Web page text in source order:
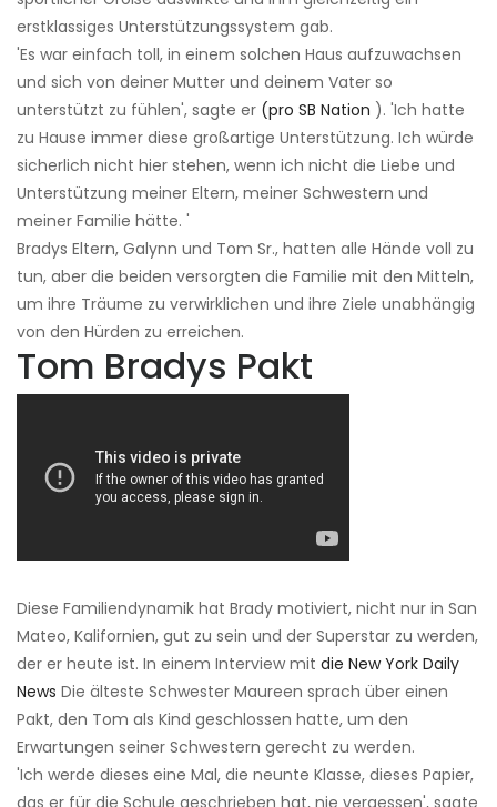
erstklassiges Unterstützungssystem gab.
'Es war einfach toll, in einem solchen Haus aufzuwachsen
und sich von deiner Mutter und deinem Vater so
unterstützt zu fühlen', sagte er (pro SB Nation ). 'Ich hatte
zu Hause immer diese großartige Unterstützung. Ich würde
sicherlich nicht hier stehen, wenn ich nicht die Liebe und
Unterstützung meiner Eltern, meiner Schwestern und
meiner Familie hätte. '
Bradys Eltern, Galynn und Tom Sr., hatten alle Hände voll zu
tun, aber die beiden versorgten die Familie mit den Mitteln,
um ihre Träume zu verwirklichen und ihre Ziele unabhängig
von den Hürden zu erreichen.
Tom Bradys Pakt
Diese Familiendynamik hat Brady motiviert, nicht nur in San
Mateo, Kalifornien, gut zu sein und der Superstar zu werden,
der er heute ist. In einem Interview mit die New York Daily
News Die älteste Schwester Maureen sprach über einen
Pakt, den Tom als Kind geschlossen hatte, um den
Erwartungen seiner Schwestern gerecht zu werden.
'Ich werde dieses eine Mal, die neunte Klasse, dieses Papier,
das er für die Schule geschrieben hat, nie vergessen', sagte